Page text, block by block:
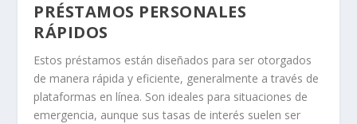
PRÉSTAMOS PERSONALES
RÁPIDOS
Estos préstamos están diseñados para ser otorgados
de manera rápida y eficiente, generalmente a través de
plataformas en línea. Son ideales para situaciones de
emergencia, aunque sus tasas de interés suelen ser